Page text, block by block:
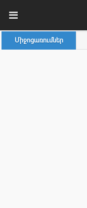
Միջոցառումներ